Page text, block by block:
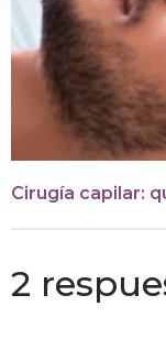
Cirugía capilar:
2